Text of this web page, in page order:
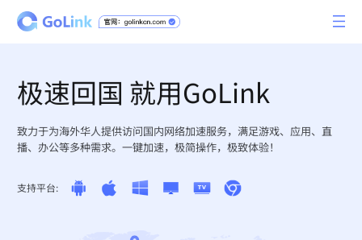
极速回国 就用GoLink
致力于为海外华人提供访问国内网络加速服务，满足游戏、应用、直
播、办公等多种需求。一键加速，极简操作，极致体验！
支持平台: